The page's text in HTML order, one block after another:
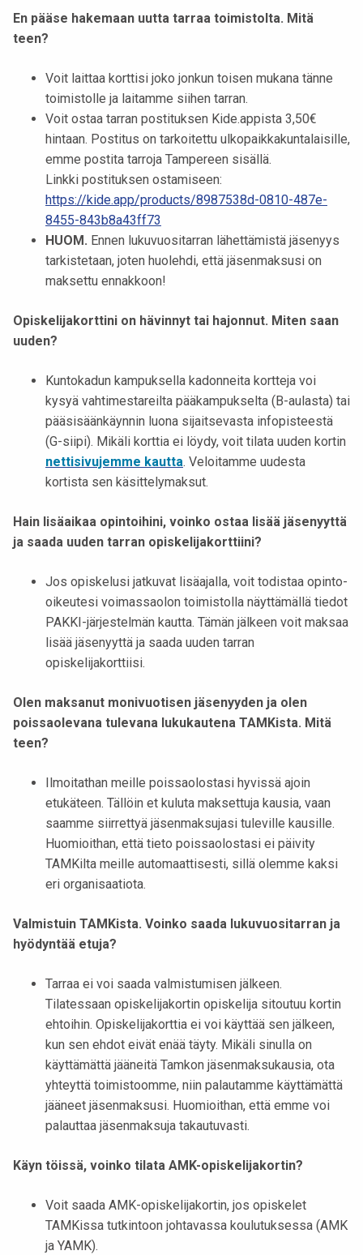
En pääse hakemaan uutta tarraa toimistolta. Mitä
teen?
Voit laittaa korttisi joko jonkun toisen mukana tänne
toimistolle ja laitamme siihen tarran.
Voit ostaa tarran postituksen Kide.appista 3,50€
hintaan. Postitus on tarkoitettu ulkopaikkakuntalaisille,
emme postita tarroja Tampereen sisällä.
Linkki postituksen ostamiseen:
https://kide.app/products/8987538d-0810-487e-
8455-843b8a43ff73
HUOM. Ennen lukuvuositarran lähettämistä jäsenyys
tarkistetaan, joten huolehdi, että jäsenmaksusi on
maksettu ennakkoon!
Opiskelijakorttini on hävinnyt tai hajonnut. Miten saan
uuden?
Kuntokadun kampuksella kadonneita kortteja voi
kysyä vahtimestareilta pääkampukselta (B-aulasta) tai
pääsisäänkäynnin luona sijaitsevasta infopisteestä
(G-siipi). Mikäli korttia ei löydy, voit tilata uuden kortin
nettisivujemme kautta. Veloitamme uudesta
kortista sen käsittelymaksut.
Hain lisäaikaa opintoihini, voinko ostaa lisää jäsenyyttä
ja saada uuden tarran opiskelijakorttiini?
Jos opiskelusi jatkuvat lisäajalla, voit todistaa opinto-
oikeutesi voimassaolon toimistolla näyttämällä tiedot
PAKKI-järjestelmän kautta. Tämän jälkeen voit maksaa
lisää jäsenyyttä ja saada uuden tarran
opiskelijakorttiisi.
Olen maksanut monivuotisen jäsenyyden ja olen
poissaolevana tulevana lukukautena TAMKista. Mitä
teen?
Ilmoitathan meille poissaolostasi hyvissä ajoin
etukäteen. Tällöin et kuluta maksettuja kausia, vaan
saamme siirrettyä jäsenmaksujasi tuleville kausille.
Huomioithan, että tieto poissaolostasi ei päivity
TAMKilta meille automaattisesti, sillä olemme kaksi
eri organisaatiota.
Valmistuin TAMKista. Voinko saada lukuvuositarran ja
hyödyntää etuja?
Tarraa ei voi saada valmistumisen jälkeen.
Tilatessaan opiskelijakortin opiskelija sitoutuu kortin
ehtoihin. Opiskelijakorttia ei voi käyttää sen jälkeen,
kun sen ehdot eivät enää täyty. Mikäli sinulla on
käyttämättä jääneitä Tamkon jäsenmaksukausia, ota
yhteyttä toimistoomme, niin palautamme käyttämättä
jääneet jäsenmaksusi. Huomioithan, että emme voi
palauttaa jäsenmaksuja takautuvasti.
Käyn töissä, voinko tilata AMK-opiskelijakortin?
Voit saada AMK-opiskelijakortin, jos opiskelet
TAMKissa tutkintoon johtavassa koulutuksessa (AMK
ja YAMK).